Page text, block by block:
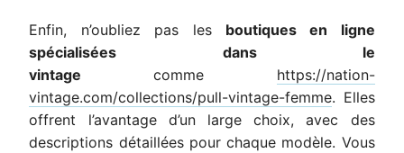
Enfin, n’oubliez pas les boutiques en ligne
spécialisées dans le
vintage comme https://nation-
vintage.com/collections/pull-vintage-femme. Elles
offrent l’avantage d’un large choix, avec des
descriptions détaillées pour chaque modèle. Vous